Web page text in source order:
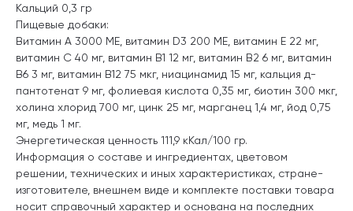
Кальций 0,3 гр
Пищевые добаки:
Витамин А 3000 МЕ, витамин D3 200 МЕ, витамин E 22 мг,
витамин С 40 мг, витамин В1 12 мг, витамин В2 6 мг, витамин
В6 3 мг, витамин В12 75 мкг, ниацинамид 15 мг, кальция д-
пантотенат 9 мг, фолиевая кислота 0,35 мг, биотин 300 мкг,
холина хлорид 700 мг, цинк 25 мг, марганец 1,4 мг, йод 0,75
мг, медь 1 мг.
Энергетическая ценность 111,9 кКал/100 гр.
Информация о составе и ингредиентах, цветовом
решении, технических и иных характеристиках, стране-
изготовителе, внешнем виде и комплекте поставки товара
носит справочный характер и основана на последних